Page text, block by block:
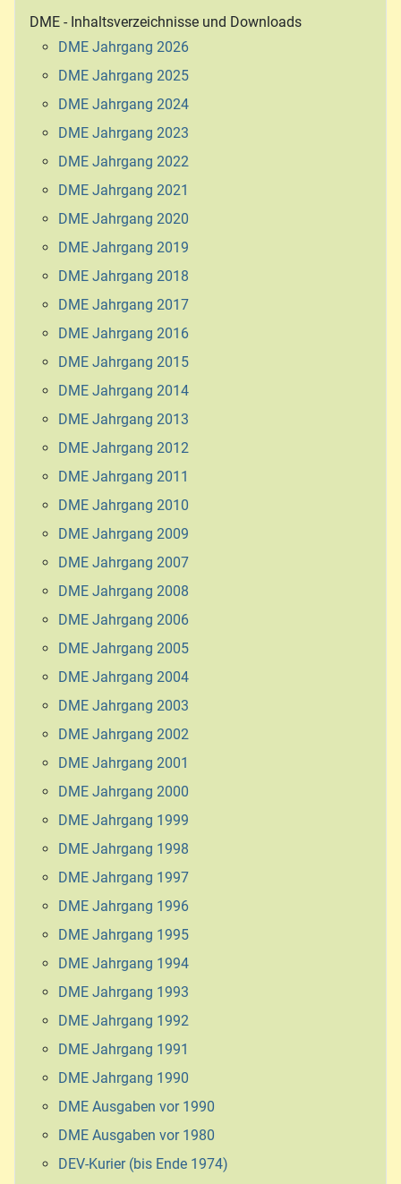
DME - Inhaltsverzeichnisse und Downloads
DME Jahrgang 2026
DME Jahrgang 2025
DME Jahrgang 2024
DME Jahrgang 2023
DME Jahrgang 2022
DME Jahrgang 2021
DME Jahrgang 2020
DME Jahrgang 2019
DME Jahrgang 2018
DME Jahrgang 2017
DME Jahrgang 2016
DME Jahrgang 2015
DME Jahrgang 2014
DME Jahrgang 2013
DME Jahrgang 2012
DME Jahrgang 2011
DME Jahrgang 2010
DME Jahrgang 2009
DME Jahrgang 2007
DME Jahrgang 2008
DME Jahrgang 2006
DME Jahrgang 2005
DME Jahrgang 2004
DME Jahrgang 2003
DME Jahrgang 2002
DME Jahrgang 2001
DME Jahrgang 2000
DME Jahrgang 1999
DME Jahrgang 1998
DME Jahrgang 1997
DME Jahrgang 1996
DME Jahrgang 1995
DME Jahrgang 1994
DME Jahrgang 1993
DME Jahrgang 1992
DME Jahrgang 1991
DME Jahrgang 1990
DME Ausgaben vor 1990
DME Ausgaben vor 1980
DEV-Kurier (bis Ende 1974)